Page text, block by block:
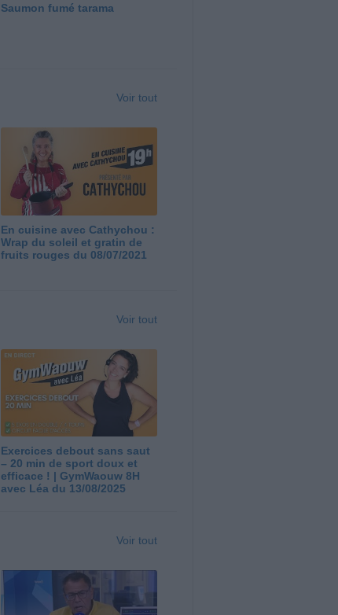
Saumon fumé tarama
Voir tout
En cuisine avec Cathychou :
Wrap du soleil et gratin de
fruits rouges du 08/07/2021
Voir tout
Exercices debout sans saut
– 20 min de sport doux et
efficace ! | GymWaouw 8H
avec Léa du 13/08/2025
Voir tout